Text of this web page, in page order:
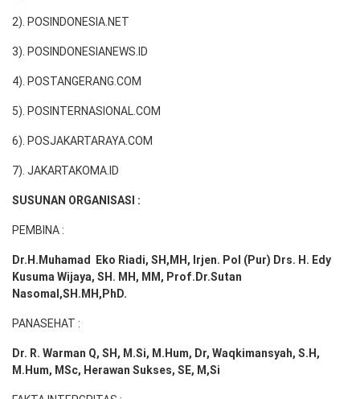
2). POSINDONESIA.NET
3). POSINDONESIANEWS.ID
4). POSTANGERANG.COM
5). POSINTERNASIONAL.COM
6). POSJAKARTARAYA.COM
7). JAKARTAKOMA.ID
SUSUNAN ORGANISASI :
PEMBINA :
Dr.H.Muhamad Eko Riadi, SH,MH , Irjen. Pol (Pur) Drs. H. Edy
Kusuma Wijaya, SH. MH, MM, Prof. Dr.Sutan
Nasomal,SH.MH,PhD.
PANASEHAT :
Dr. R. Warman Q, SH, M.Si, M.Hum, Dr, Waqkimansyah, S.H,
M.Hum, MSc, Herawan Sukses, SE, M,Si